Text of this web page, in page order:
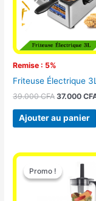
Remise : 5%
Friteuse Électrique 3L
39.000CFA 37.000
Ajouter au panier
Promo !
Promo !
Le
prix
initial
était :
25.000 CFA.